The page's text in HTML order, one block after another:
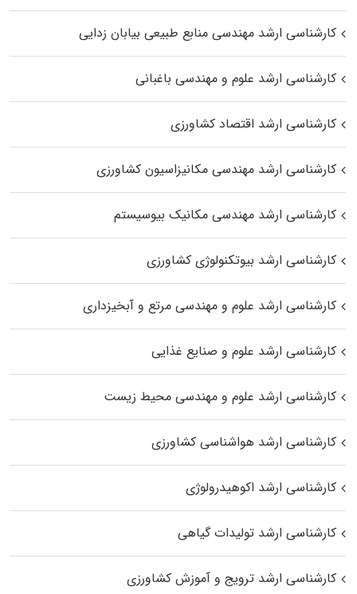
کارشناسی ارشد مهندسی منابع طبیعی بیابان زدایی
کارشناسی ارشد علوم و مهندسی باغبانی
کارشناسی ارشد اقتصاد کشاورزی
کارشناسی ارشد مهندسی مکانیزاسیون کشاورزی
کارشناسی ارشد مهندسی مکانیک بیوسیستم
کارشناسی ارشد بیوتکنولوژی کشاورزی
کارشناسی ارشد علوم و مهندسی مرتع و آبخیزداری
کارشناسی ارشد علوم و صنایع غذایی
کارشناسی ارشد علوم و مهندسی محیط زیست
کارشناسی ارشد هواشناسی کشاورزی
کارشناسی ارشد اکوهیدرولوژی
کارشناسی ارشد تولیدات گیاهی
کارشناسی ارشد ترویج و آموزش کشاورزی